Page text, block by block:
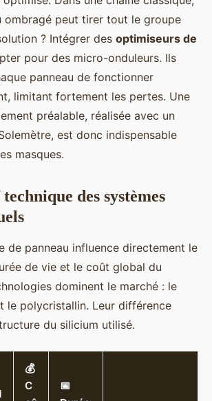
ombragé peut tirer tout le groupe
? Intégrer des optimiseurs de
pour des micro-onduleurs. Ils
panneau de fonctionner
limitant fortement les pertes. Une
préalable, réalisée avec un
est donc indispensable
masques.
des systèmes
de panneau influence directement le
de vie et le coût global du
dominent le marché : le
le polycristallin. Leur différence
du silicium utilisé.
💰
C
📅